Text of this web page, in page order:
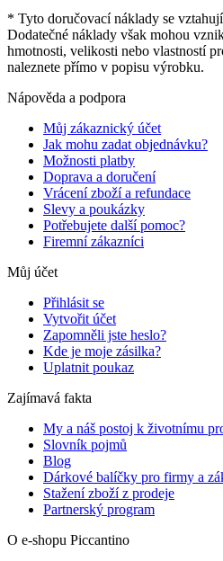
* Tyto doručovací náklady se
Dodatečné náklady však mohou
hmotnosti, velikosti nebo vlastností
naleznete přímo v popisu výrobku.
Nápověda a podpora
Můj zákaznický účet
Jak mohu zadat objednávku?
Možnosti platby
Doprava a doručení
Vrácení zboží a refundace
Slevy a poukázky
Potřebujete další pomoc?
Firemní zákazníci
Můj účet
Přihlásit se
Vytvořit účet
Zapomněli jste heslo?
Kde je moje zásilka?
Uplatnit poukaz
Zajímavá fakta
My a náš postoj k životnímu
Slovník pojmů
Blog
Dárkové balíčky pro firmy a
Stažení zboží z prodeje
Partnerský program
O e-shopu Piccantino